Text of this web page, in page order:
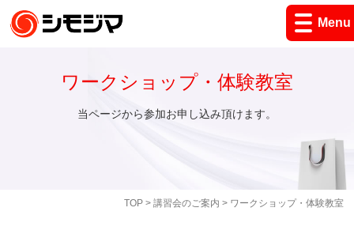
Menu
TOP> 講習会のご案内 > ワークショップ・体験教室
ワークショップ・体験教室
当ページから参加お申し込み頂けます。